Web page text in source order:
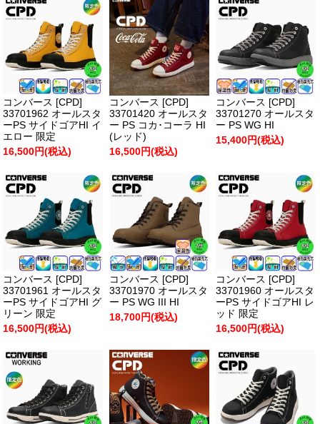
コンバース [CPD]
33701962 オールスタ
ーPS サイドゴアHI イ
エロー 限定
16,500円(税込)
コンバース [CPD]
33701420 オールスタ
ー PS コカ･コーラ HI
(レッド)
16,500円(税込)
コンバース [CPD]
33701270 オールスタ
ー PS WG HI
15,400円(税込)
コンバース [CPD]
33701961 オールスタ
ーPS サイドゴアHI グ
リーン 限定
16,500円(税込)
コンバース [CPD]
33701970 オールスタ
ー PS WG III HI
18,700円(税込)
コンバース [CPD]
33701960 オールスタ
ーPS サイドゴアHI レ
ッド 限定
16,500円(税込)